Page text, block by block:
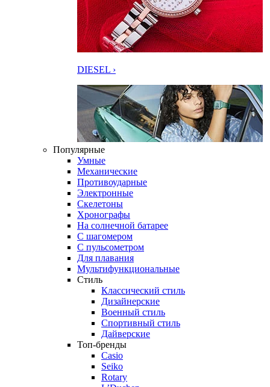
DIESEL ›
Популярные
Умные
Механические
Противоударные
Электронные
Скелетоны
Хронографы
На солнечной батарее
С шагомером
С пульсометром
Для плавания
Мультифункциональные
Стиль
Классический стиль
Дизайнерские
Военный стиль
Спортивный стиль
Дайверские
Топ-бренды
Casio
Seiko
Rotary